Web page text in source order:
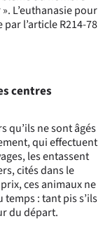
L’euthanasie pour
l’article R214-78
centres
qu’ils ne sont âgés
qui effectuent
les entassent
cités dans le
ces animaux ne
: tant pis s’ils
du départ.